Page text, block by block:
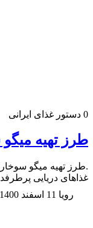
0 دستور غذای ایرانی
طرز تهیه
.طرز تهیه میگو
غذا‌های دریایی
رویا 11 اسفند 1400